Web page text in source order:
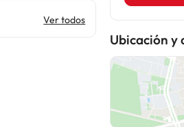
Ver todos
Ubicación y